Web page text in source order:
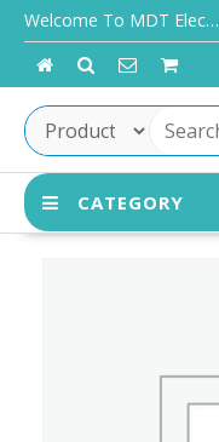
Skip
content
Welcome To MDT Elec…
CATEGORY